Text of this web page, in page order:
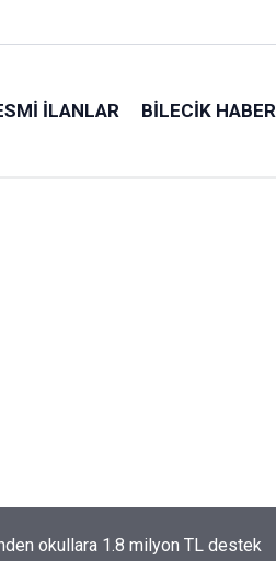
İLANLAR BILECIK HABER
okullara 1.8 milyon TL destek